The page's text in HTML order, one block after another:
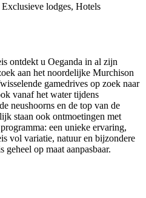
lodges, Hotels
ontdekt u Oeganda in al zijn
aan het noordelijke Murchison
gamedrives op zoek naar
vanaf het water tijdens
neushoorns en de top van de
staan ook ontmoetingen met
een unieke ervaring,
vol variatie, natuur en bijzondere
geheel op maat aanpasbaar.